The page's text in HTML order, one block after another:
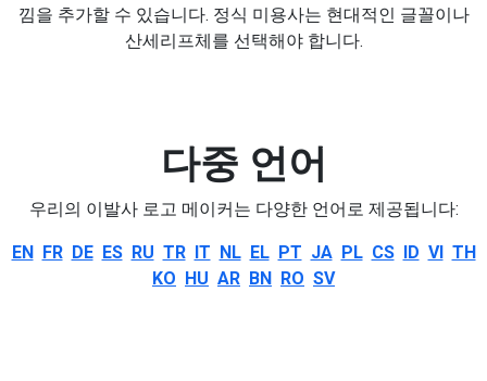
낌을 추가할 수 있습니다. 정식 미용사는 현대적인 글꼴이나
산세리프체를 선택해야 합니다.
다중 언어
우리의 이발사 로고 메이커는 다양한 언어로 제공됩니다:
EN FR DE ES RU TR IT NL EL PT JA PL CS ID VI TH
KO HU AR BN RO SV